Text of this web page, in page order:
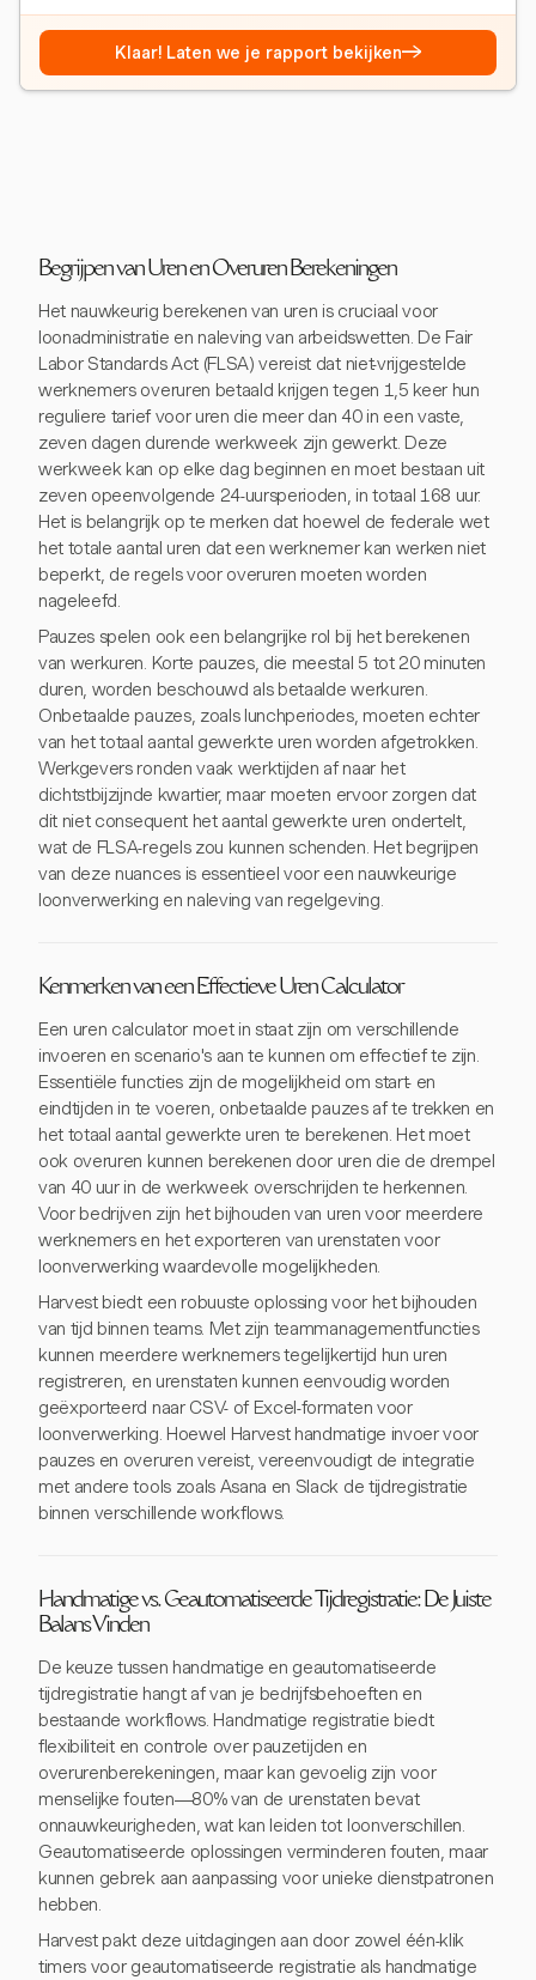
Klaar! Laten we je rapport bekijken→
Begrijpen van Uren en Overuren Berekeningen
Het nauwkeurig berekenen van uren is cruciaal voor
loonadministratie en naleving van arbeidswetten. De Fair
Labor Standards Act (FLSA) vereist dat niet-vrijgestelde
werknemers overuren betaald krijgen tegen 1,5 keer hun
reguliere tarief voor uren die meer dan 40 in een vaste,
zeven dagen durende werkweek zijn gewerkt. Deze
werkweek kan op elke dag beginnen en moet bestaan uit
zeven opeenvolgende 24-uursperioden, in totaal 168 uur.
Het is belangrijk op te merken dat hoewel de federale wet
het totale aantal uren dat een werknemer kan werken niet
beperkt, de regels voor overuren moeten worden
nageleefd.
Pauzes spelen ook een belangrijke rol bij het berekenen
van werkuren. Korte pauzes, die meestal 5 tot 20 minuten
duren, worden beschouwd als betaalde werkuren.
Onbetaalde pauzes, zoals lunchperiodes, moeten echter
van het totaal aantal gewerkte uren worden afgetrokken.
Werkgevers ronden vaak werktijden af naar het
dichtstbijzijnde kwartier, maar moeten ervoor zorgen dat
dit niet consequent het aantal gewerkte uren ondertelt,
wat de FLSA-regels zou kunnen schenden. Het begrijpen
van deze nuances is essentieel voor een nauwkeurige
loonverwerking en naleving van regelgeving.
Kenmerken van een Effectieve Uren Calculator
Een uren calculator moet in staat zijn om verschillende
invoeren en scenario's aan te kunnen om effectief te zijn.
Essentiële functies zijn de mogelijkheid om start- en
eindtijden in te voeren, onbetaalde pauzes af te trekken en
het totaal aantal gewerkte uren te berekenen. Het moet
ook overuren kunnen berekenen door uren die de drempel
van 40 uur in de werkweek overschrijden te herkennen.
Voor bedrijven zijn het bijhouden van uren voor meerdere
werknemers en het exporteren van urenstaten voor
loonverwerking waardevolle mogelijkheden.
Harvest biedt een robuuste oplossing voor het bijhouden
van tijd binnen teams. Met zijn teammanagementfuncties
kunnen meerdere werknemers tegelijkertijd hun uren
registreren, en urenstaten kunnen eenvoudig worden
geëxporteerd naar CSV- of Excel-formaten voor
loonverwerking. Hoewel Harvest handmatige invoer voor
pauzes en overuren vereist, vereenvoudigt de integratie
met andere tools zoals Asana en Slack de tijdregistratie
binnen verschillende workflows.
Handmatige vs. Geautomatiseerde Tijdregistratie: De Juiste
Balans Vinden
De keuze tussen handmatige en geautomatiseerde
tijdregistratie hangt af van je bedrijfsbehoeften en
bestaande workflows. Handmatige registratie biedt
flexibiliteit en controle over pauzetijden en
overurenberekeningen, maar kan gevoelig zijn voor
menselijke fouten—80% van de urenstaten bevat
onnauwkeurigheden, wat kan leiden tot loonverschillen.
Geautomatiseerde oplossingen verminderen fouten, maar
kunnen gebrek aan aanpassing voor unieke dienstpatronen
hebben.
Harvest pakt deze uitdagingen aan door zowel één-klik
timers voor geautomatiseerde registratie als handmatige